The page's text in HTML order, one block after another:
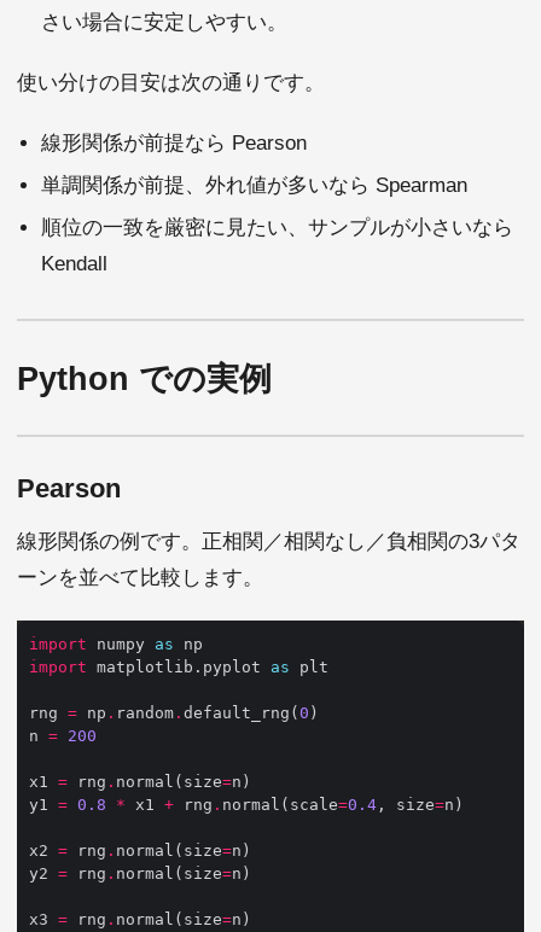
さい場合に安定しやすい。
使い分けの目安は次の通りです。
線形関係が前提なら Pearson
単調関係が前提、外れ値が多いなら Spearman
順位の一致を厳密に見たい、サンプルが小さいなら
Kendall
Python での実例
Pearson
線形関係の例です。正相関／相関なし／負相関の3パタ
ーンを並べて比較します。
import numpy as
import matplotlib.pyplot as
rng = np . random . default_rng( 0
n = 200
x1 = rng . normal(size=
y1 = 0.8 * x1 + rng . normal(scale=0.4 , size=
x2 = rng . normal(size=
y2 = rng . normal(size=
x3 = rng . normal(size=